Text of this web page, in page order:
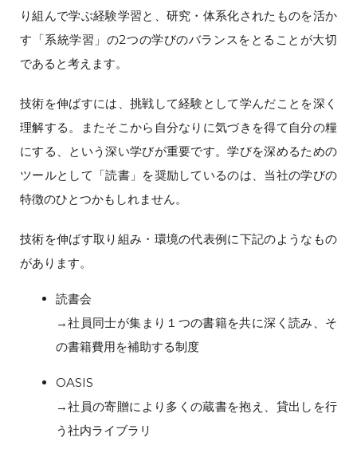
り組んで学ぶ経験学習と、研究・体系化されたものを活か
す「系統学習」の2つの学びのバランスをとることが大切
であると考えます。
技術を伸ばすには、挑戦して経験として学んだことを深く
理解する。またそこから自分なりに気づきを得て自分の糧
にする、という深い学びが重要です。学びを深めるための
ツールとして「読書」を奨励しているのは、当社の学びの
特徴のひとつかもしれません。
技術を伸ばす取り組み・環境の代表例に下記のようなもの
があります。
読書会
→社員同士が集まり１つの書籍を共に深く読み、そ
の書籍費用を補助する制度
OASIS
→社員の寄贈により多くの蔵書を抱え、貸出しを行
う社内ライブラリ